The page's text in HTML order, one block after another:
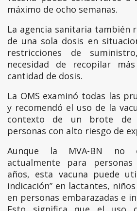
máximo de ocho semanas.
La agencia sanitaria también
de una sola dosis en
restricciones de
necesidad de recopilar
cantidad de dosis.
La OMS examinó todas las
y recomendó el uso de la
contexto de un brote de
personas con alto riesgo de
Aunque la MVA-BN no
actualmente para
años, esta vacuna puede
indicación” en lactantes,
en personas embarazadas e